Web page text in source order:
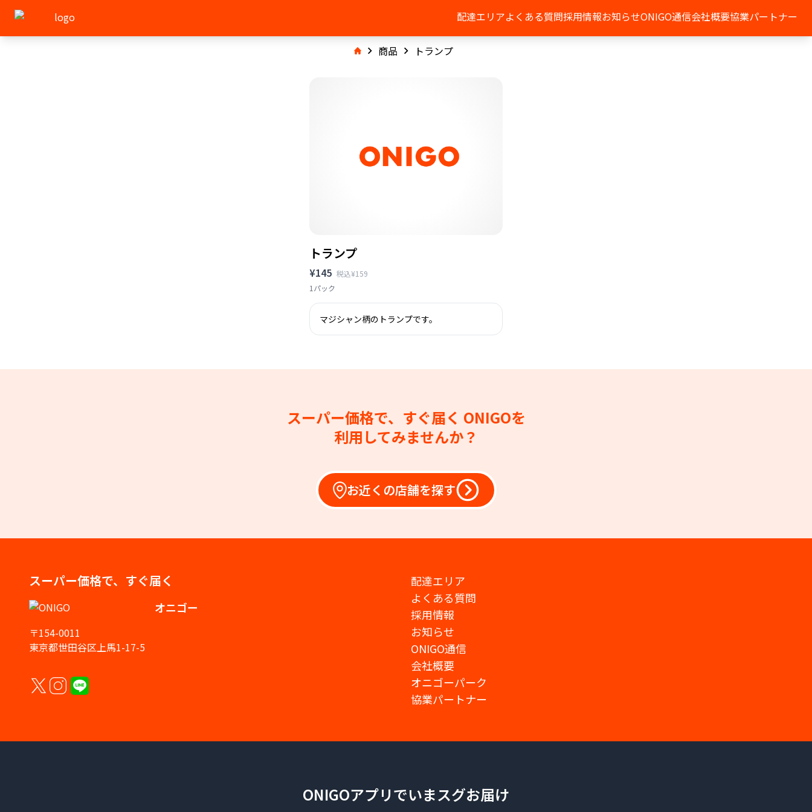
配達エリアよくある質問採用情報お知らせONIGO通信会社概要協業パートナー
商品 トランプ
トランプ
¥145 税込¥159
1パック
マジシャン柄のトランプです。
スーパー価格で、すぐ届く ONIGOを
利用してみませんか？
お近くの店舗を探す
スーパー価格で、すぐ届く
オニゴー
〒154-0011
東京都世田谷区上馬1-17-5
配達エリア
よくある質問
採用情報
お知らせ
ONIGO通信
会社概要
オニゴーパーク
協業パートナー
ONIGOアプリでいまスグお届け